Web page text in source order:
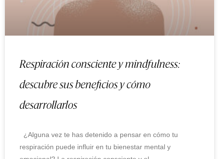
Respiración consciente y mindfulness:
descubre sus beneficios y cómo
desarrollarlos
¿Alguna vez te has detenido a pensar en cómo tu
respiración puede influir en tu bienestar mental y